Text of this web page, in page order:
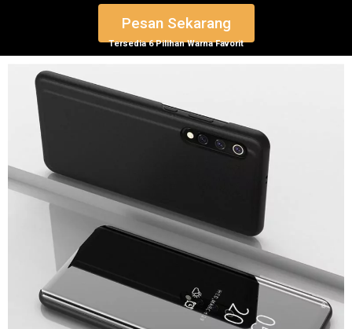
Pesan Sekarang
Tersedia 6 Pilihan Warna Favorit